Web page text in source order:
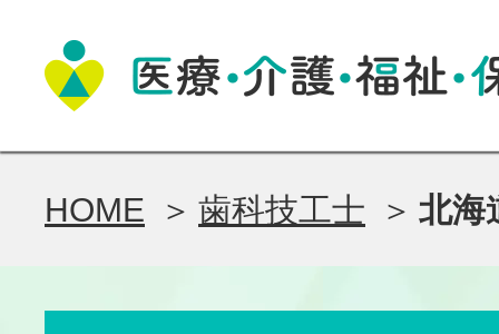
HOME 歯科技工士 北海